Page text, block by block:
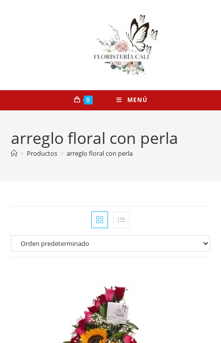
0 MENÚ
arreglo floral con perla
> Productos > arreglo floral con perla